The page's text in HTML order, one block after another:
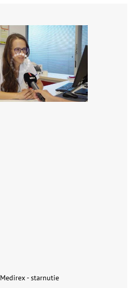
Medirex - starnutie